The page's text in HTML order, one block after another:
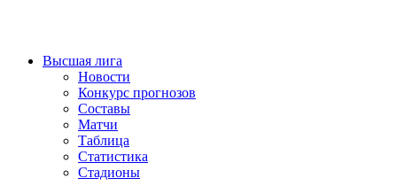
Высшая лига
Новости
Конкурс прогнозов
Составы
Матчи
Таблица
Статистика
Стадионы